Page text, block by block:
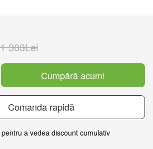
1 303Lei
Cumpără acum!
Comanda rapidă
a vedea discount cumulativ